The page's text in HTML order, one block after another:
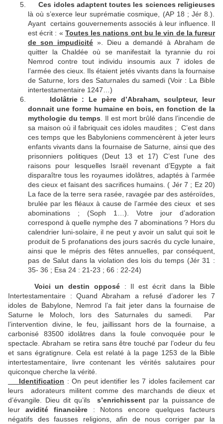
Ces idoles adaptent toutes les sciences religieuses
là où s’exerce leur suprématie cosmique, (AP 18 ; Jér 8.).
Ayant certains gouvernements associés à leur influence. Il
est écrit : « Toutes les nations ont bu le vin de la fureur
de son impudicité». Dieu a demandé à Abraham de
quitter la Chaldée où se manifestait la tyrannie du roi
Nemrod contre tout individu insoumis aux 7 idoles de
l’armée des cieux. Ils étaient jetés vivants dans la fournaise
de Saturne, lors des Saturnales du samedi (Voir : La Bible
intertestamentaire 1247…)
Idolâtrie : Le père d’Abraham, sculpteur, leur
donnait une forme humaine en bois, en fonction de la
mythologie du temps. Il est mort brûlé dans l’incendie de
sa maison où il fabriquait ces idoles maudites ; C’est dans
ces temps que les Babyloniens commencèrent à jeter leurs
enfants vivants dans la fournaise de Saturne, ainsi que des
prisonniers politiques (Deut 13 et 17) C’est l’une des
raisons pour lesquelles Israël revenant d’Egypte a fait
disparaître tous les royaumes idolâtres, adaptés à l’armée
des cieux et faisant des sacrifices humains. ( Jér 7 ; Ez 20)
La face de la terre sera rasée, ravagée par des astéroïdes,
brulée par les fléaux à cause de l’armée des cieux et ses
abominations ; (Soph 1…). Votre jour d’adoration
correspond à quelle nymphe des 7 abominations ? Hors du
calendrier luni-solaire, il ne peut y avoir un salut qui soit le
produit de 5 profanations des jours sacrés du cycle lunaire,
ainsi que le mépris des fêtes annuelles, par conséquent,
pas de Salut dans la violation des lois du temps (Jér 31 :
35- 36 ; Esa 24 : 21-23 ; 66 : 22-24)
Voici un destin opposé: Il est écrit dans la Bible
Intertestamentaire : Quand Abraham a refusé d’adorer les 7
idoles de Babylone, Nemrod l’a fait jeter dans la fournaise de
Saturne le Moloch, lors des Saturnales du samedi. Par
l’intervention divine, le feu, jaillissant hors de la fournaise, a
carbonisé 83500 idolâtres dans la foule convoquée pour le
spectacle. Abraham se retira sans être touché par l’odeur du feu
et sans égratignure. Cela est relaté à la page 1253 de la Bible
intertestamentaire, livre contenant les vérités salutaires pour
quiconque cherche la vérité.
Identification : On peut identifier les 7 idoles facilement car
leurs adorateurs militent comme des marchands de dieux et
d’évangile. Dieu dit qu’ils s’enrichissent par la puissance de
leur avidité financière: Notons encore quelques facteurs
négatifs des fausses religions, afin de nous corriger par la